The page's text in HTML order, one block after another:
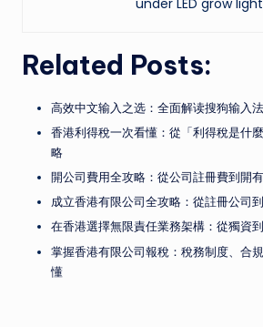
under LED grow
Related Posts:
高效中文输入之选：全面解读搜狗输入
香港利得稅一次看懂：從「利得稅是什
略
開公司費用全攻略：從公司註冊費到開
成立香港有限公司全攻略：從註冊公司
在香港選擇無限責任業務架構：從獨資
掌握香港有限公司報稅：稅務制度、合
懂